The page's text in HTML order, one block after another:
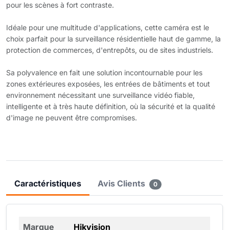
pour les scènes à fort contraste.
Idéale pour une multitude d'applications, cette caméra est le
choix parfait pour la surveillance résidentielle haut de gamme, la
protection de commerces, d'entrepôts, ou de sites industriels.
Sa polyvalence en fait une solution incontournable pour les
zones extérieures exposées, les entrées de bâtiments et tout
environnement nécessitant une surveillance vidéo fiable,
intelligente et à très haute définition, où la sécurité et la qualité
d'image ne peuvent être compromises.
Caractéristiques Avis Clients 0
Marque Hikvision